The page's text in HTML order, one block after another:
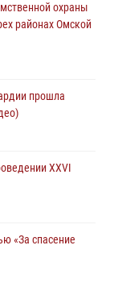
День крещения
нарушения
охраны
районах Омской
прошла
XXVI
«За спасение